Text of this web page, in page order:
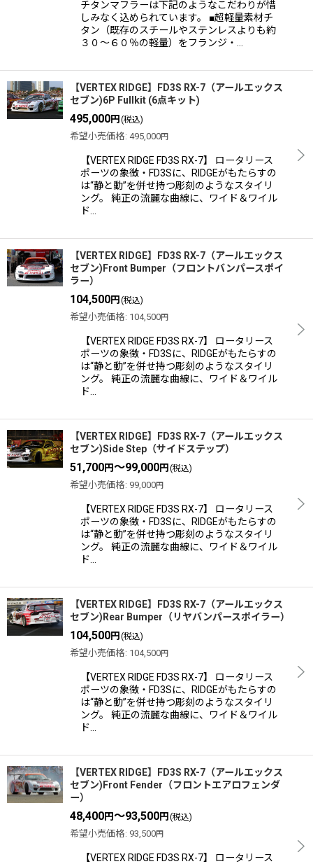
チタンマフラーは下記のようなこだわりが惜
しみなく込められています。 ■超軽量素材チ
タン（既存のスチールやステンレスよりも約
３０〜６０％の軽量）をフランジ・…
【VERTEX RIDGE】FD3S RX-7（アールエックス
セブン)6P Fullkit (6点キット)
495,000円 (税込)
希望小売価格: 495,000円
【VERTEX RIDGE FD3S RX-7】 ロータリース
ポーツの象徴・FD3Sに、RIDGEがもたらすの
は“静と動”を併せ持つ彫刻のようなスタイリ
ング。 純正の流麗な曲線に、ワイド＆ワイル
ド…
【VERTEX RIDGE】FD3S RX-7（アールエックス
セブン)Front Bumper（フロントバンパースポイ
ラー）
104,500円 (税込)
希望小売価格: 104,500円
【VERTEX RIDGE FD3S RX-7】 ロータリース
ポーツの象徴・FD3Sに、RIDGEがもたらすの
は“静と動”を併せ持つ彫刻のようなスタイリ
ング。 純正の流麗な曲線に、ワイド＆ワイル
ド…
【VERTEX RIDGE】FD3S RX-7（アールエックス
セブン)Side Step（サイドステップ）
51,700円～99,000円 (税込)
希望小売価格: 99,000円
【VERTEX RIDGE FD3S RX-7】 ロータリース
ポーツの象徴・FD3Sに、RIDGEがもたらすの
は“静と動”を併せ持つ彫刻のようなスタイリ
ング。 純正の流麗な曲線に、ワイド＆ワイル
ド…
【VERTEX RIDGE】FD3S RX-7（アールエックス
セブン)Rear Bumper（リヤバンパースポイラー）
104,500円 (税込)
希望小売価格: 104,500円
【VERTEX RIDGE FD3S RX-7】 ロータリース
ポーツの象徴・FD3Sに、RIDGEがもたらすの
は“静と動”を併せ持つ彫刻のようなスタイリ
ング。 純正の流麗な曲線に、ワイド＆ワイル
ド…
【VERTEX RIDGE】FD3S RX-7（アールエックス
セブン)Front Fender（フロントエアロフェンダ
ー）
48,400円～93,500円 (税込)
希望小売価格: 93,500円
【VERTEX RIDGE FD3S RX-7】 ロータリース